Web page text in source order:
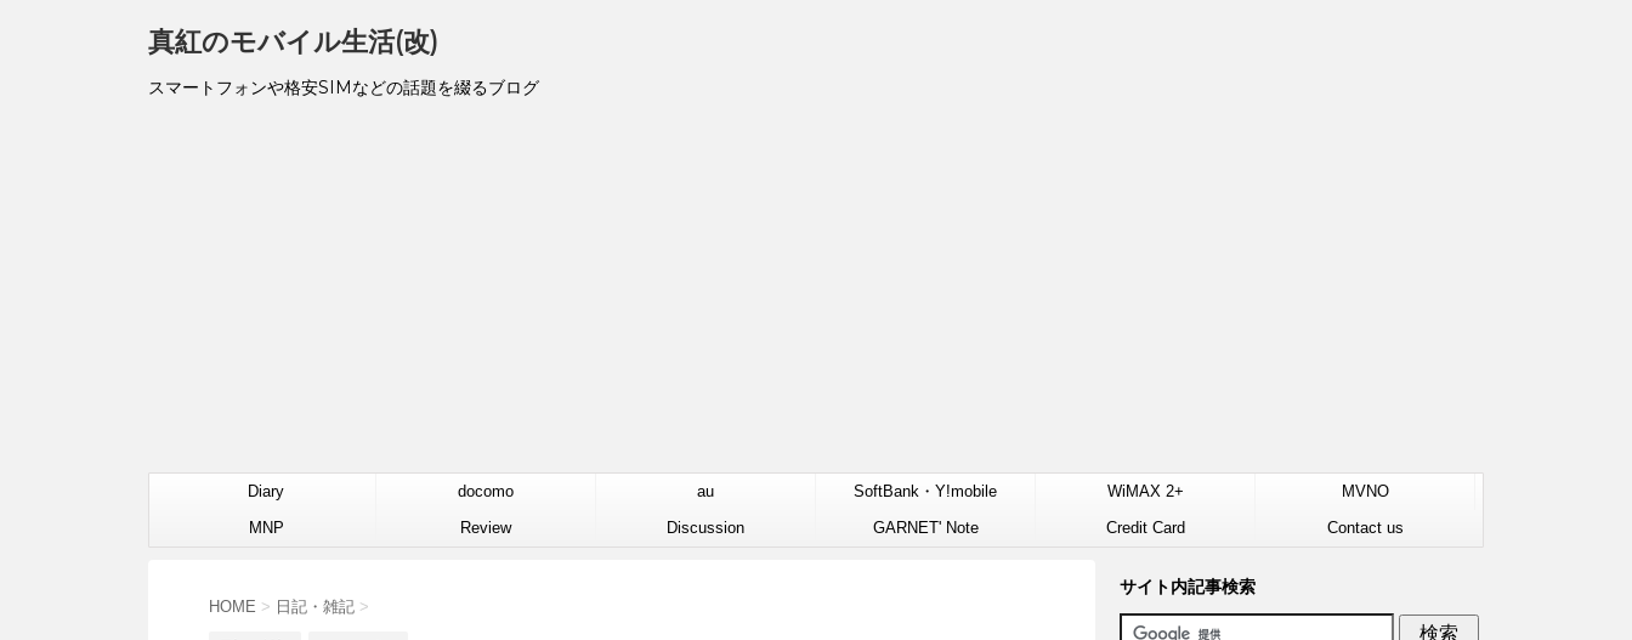
真紅のモバイル生活(改)
スマートフォンや格安SIMなどの話題を綴るブログ
Diary docomo au SoftBank・Y!mobile WiMAX 2+
MVNO
MNP
Review Discussion GARNET' Note Credit Card Contact us
HOME > 日記・雑記 >
サイト内記事検索